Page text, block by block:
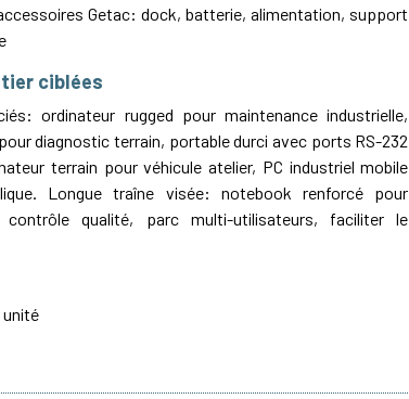
Getac: dock, batterie, alimentation, support
ciblées
ordinateur rugged pour maintenance industrielle,
diagnostic terrain, portable durci avec ports RS-232
terrain pour véhicule atelier, PC industriel mobile
Longue traîne visée: notebook renforcé pour
contrôle qualité, parc multi-utilisateurs, faciliter le
unité